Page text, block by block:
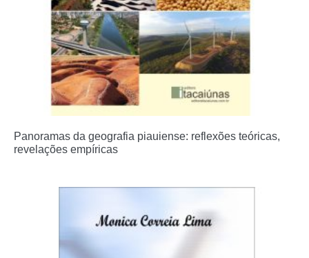
Panoramas da geografia piauiense: reflexões teóricas,
revelações empíricas